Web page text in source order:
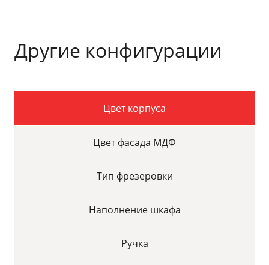
Другие конфигурации
Цвет корпуса
Цвет фасада МДФ
Тип фрезеровки
Наполнение шкафа
Ручка